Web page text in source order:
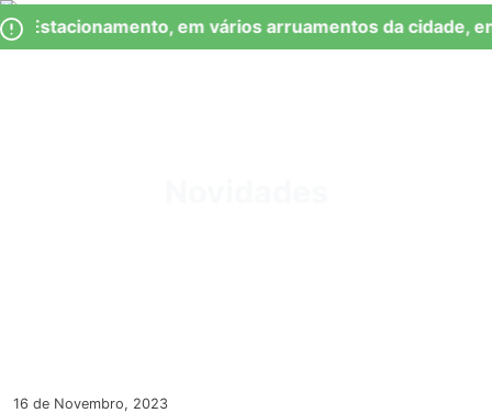
Observação:
este
Skip
to
Estacionamento, em vários arruamentos da cidade,
16 de Novembro, 2023